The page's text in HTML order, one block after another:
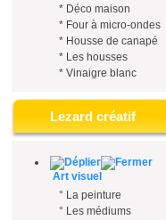
* Déco maison
* Four à micro-ondes
* Housse de canapé
* Les housses
* Vinaigre blanc
Lezard créatif
Art visuel
° La peinture
° Les médiums